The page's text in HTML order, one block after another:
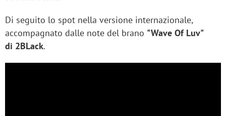
Di seguito lo spot nella versione internazionale,
accompagnato dalle note del brano "Wave Of Luv"
di 2BLack.